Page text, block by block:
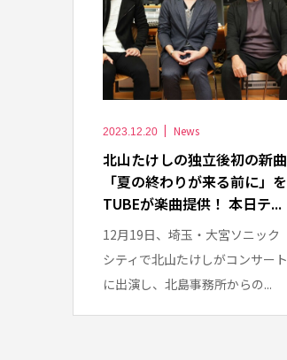
2023.12.20 News
北山たけしの独立後初の新曲
「夏の終わりが来る前に」を
TUBEが楽曲提供！ 本日テ...
12月19日、埼玉・大宮ソニック
シティで北山たけしがコンサート
に出演し、北島事務所からの...